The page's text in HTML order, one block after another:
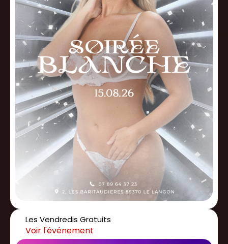
Les Vendredis Gratuits